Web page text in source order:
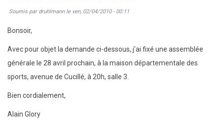
1er
Soumis par druhlmannle ven, 02/04/2010 - 00:11
Bonsoir,
Avec pour objet la demande ci-dessous, j’ai fixé une assemblée
générale le 28 avril prochain, à la maison départementale des
sports, avenue de Cucillé, à 20h, salle 3.
Bien cordialement,
Alain Glory